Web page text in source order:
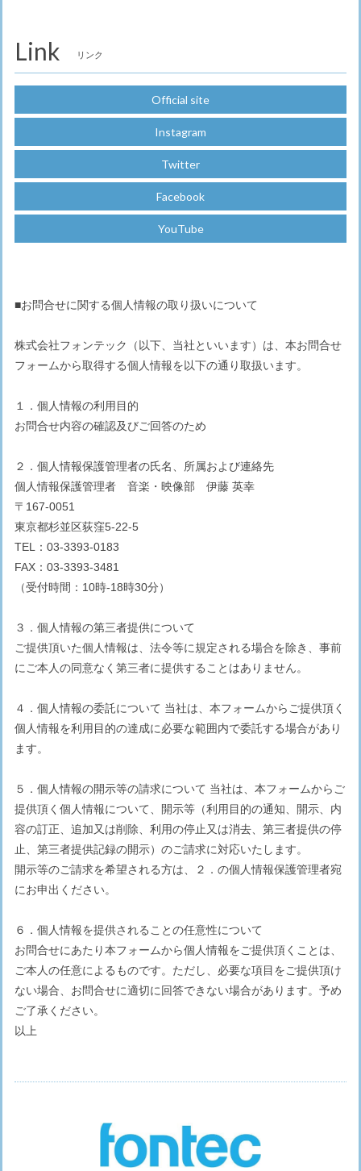
Link リンク
Official site
Instagram
Twitter
Facebook
YouTube
■お問合せに関する個人情報の取り扱いについて
株式会社フォンテック（以下、当社といいます）は、本お問合せ
フォームから取得する個人情報を以下の通り取扱います。
１．個人情報の利用目的
お問合せ内容の確認及びご回答のため
２．個人情報保護管理者の氏名、所属および連絡先
個人情報保護管理者 音楽・映像部 伊藤 英幸
〒167-0051
東京都杉並区荻窪5-22-5
TEL：03-3393-0183
FAX：03-3393-3481
（受付時間：10時-18時30分）
３．個人情報の第三者提供について
ご提供頂いた個人情報は、法令等に規定される場合を除き、事前
にご本人の同意なく第三者に提供することはありません。
４．個人情報の委託について 当社は、本フォームからご提供頂く
個人情報を利用目的の達成に必要な範囲内で委託する場合があり
ます。
５．個人情報の開示等の請求について 当社は、本フォームからご
提供頂く個人情報について、開示等（利用目的の通知、開示、内
容の訂正、追加又は削除、利用の停止又は消去、第三者提供の停
止、第三者提供記録の開示）のご請求に対応いたします。
開示等のご請求を希望される方は、２．の個人情報保護管理者宛
にお申出ください。
６．個人情報を提供されることの任意性について
お問合せにあたり本フォームから個人情報をご提供頂くことは、
ご本人の任意によるものです。ただし、必要な項目をご提供頂け
ない場合、お問合せに適切に回答できない場合があります。予め
ご了承ください。
以上